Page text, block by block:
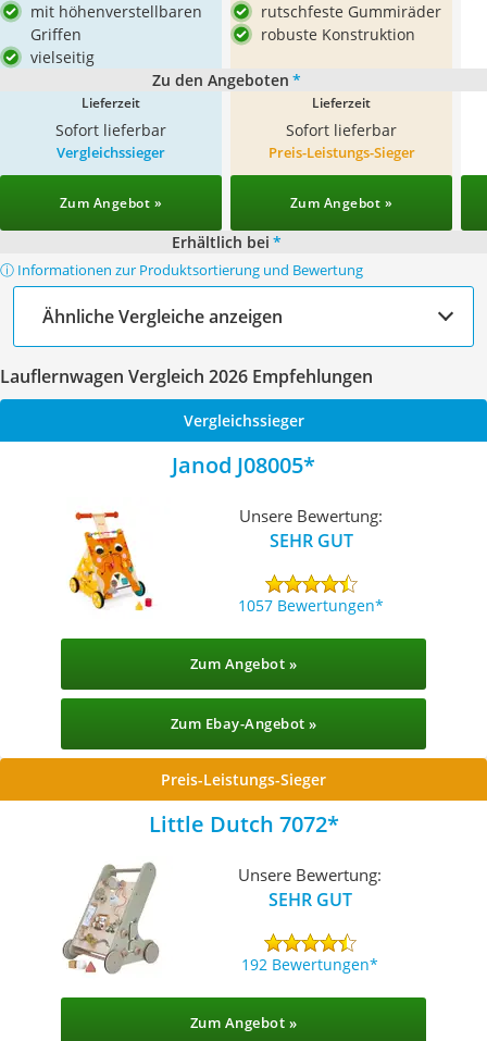
mit höhenverstellbaren
Griffen
vielseitig
rutschfeste Gummiräder
robuste Konstruktion
Zu den Angeboten *
Lieferzeit
Sofort lieferbar
Lieferzeit
Sofort lieferbar
Vergleichssieger
Zum Angebot »
Preis-Leistungs-Sieger
Zum Angebot »
Erhältlich bei *
ⓘ Informationen zur Produktsortierung und Bewertung
Ähnliche Vergleiche anzeigen
Lauflernwagen Vergleich 2026 Empfehlungen
Vergleichssieger
Janod J08005
Unsere Bewertung:
SEHR GUT
1057 Bewertungen
Zum Angebot »
Zum Ebay-Angebot »
Preis-Leistungs-Sieger
Little Dutch 7072
Unsere Bewertung:
SEHR GUT
192 Bewertungen
Zum Angebot »